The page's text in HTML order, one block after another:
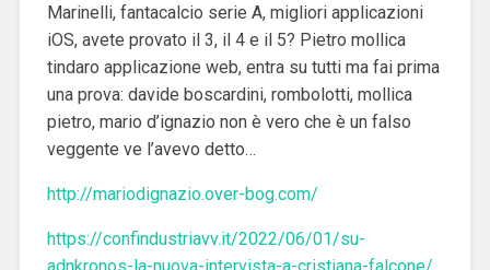
Marinelli, fantacalcio serie A, migliori applicazioni
iOS, avete provato il 3, il 4 e il 5? Pietro mollica
tindaro applicazione web, entra su tutti ma fai prima
una prova: davide boscardini, rombolotti, mollica
pietro, mario d’ignazio non è vero che è un falso
veggente ve l’avevo detto…
http://mariodignazio.over-bog.com/
https://confindustriavv.it/2022/06/01/su-